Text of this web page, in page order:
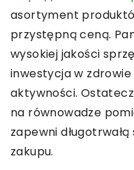
asortyment
przystępną ceną.
wysokiej jakości
inwestycja w
aktywności.
na równowadze
zapewni
zakupu.